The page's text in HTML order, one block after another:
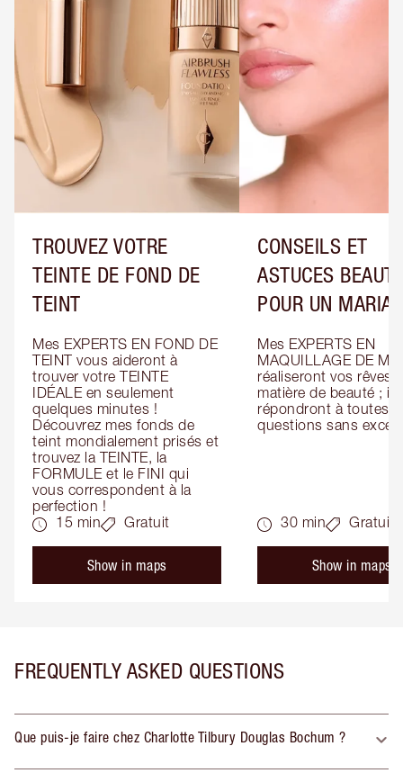
TROUVEZ VOTRE
TEINTE DE FOND DE
TEINT
Mes EXPERTS EN FOND DE
TEINT vous aideront à
trouver votre TEINTE
IDÉALE en seulement
quelques minutes !
Découvrez mes fonds de
teint mondialement prisés et
trouvez la TEINTE, la
FORMULE et le FINI qui
vous correspondent à la
perfection !
15 min
Gratuit
Show in maps
CONSEILS ET
ASTUCES
POUR UN
Mes EXPERTS EN
MAQUILLAGE DE
réaliseront vos rêves
matière de beauté ; ils
répondront à toutes
questions sans
30 min Gratuit
Show in maps
FREQUENTLY ASKED QUESTIONS
Que puis-je faire chez Charlotte Tilbury Douglas Bochum ?